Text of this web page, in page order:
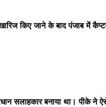
किए जाने के बाद पंजाब में
सलाहकार बनाया था। पीके